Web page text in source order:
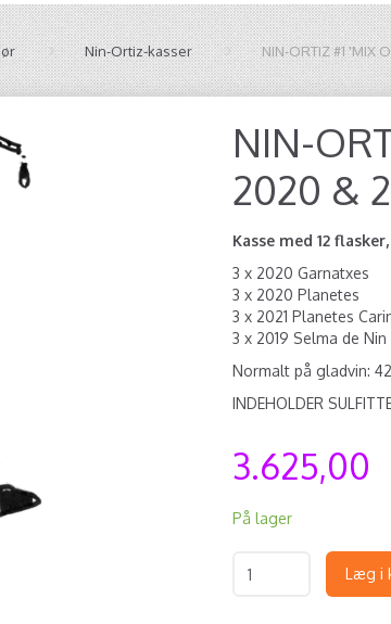
Nin-Ortiz-kasser NIN-ORTIZ #1 'MIX
NIN-
2020 &
Kasse med 12
3 x 2020 Garnatxes
3 x 2020 Planetes
3 x 2021 Planetes
3 x 2019 Selma de
Normalt på gladvin:
INDEHOLDER
3.625,00
På lager
Læg i